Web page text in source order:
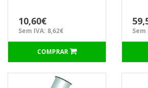
10,60€
Sem IVA: 8,62€
COMPRAR
Sem